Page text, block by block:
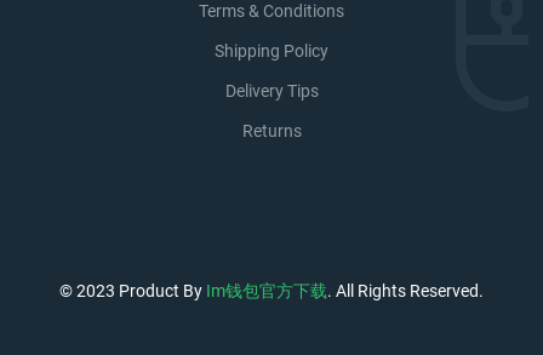
Terms & Conditions
Shipping Policy
Delivery Tips
Returns
© 2023 Product By Im钱包官方下载. All Rights Reserved.